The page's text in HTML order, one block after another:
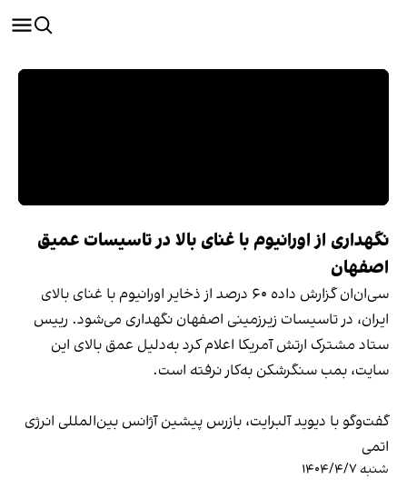
نگهداری از اورانیوم با غنای بالا در تاسیسات عمیق
اصفهان
سی‌ان‌ان گزارش داده ۶۰ درصد از ذخایر اورانیوم با غنای بالای
ایران، در تاسیسات زیرزمینی اصفهان نگهداری می‌شود. رییس
ستاد مشترک ارتش آمریکا اعلام کرد به‌دلیل عمق بالای این
سایت، بمب سنگرشکن به‌کار نرفته است.
گفت‌وگو با دیوید آلبرایت، بازرس پیشین آژانس بین‌المللی انرژی
اتمی
شنبه ۱۴۰۴/۴/۷